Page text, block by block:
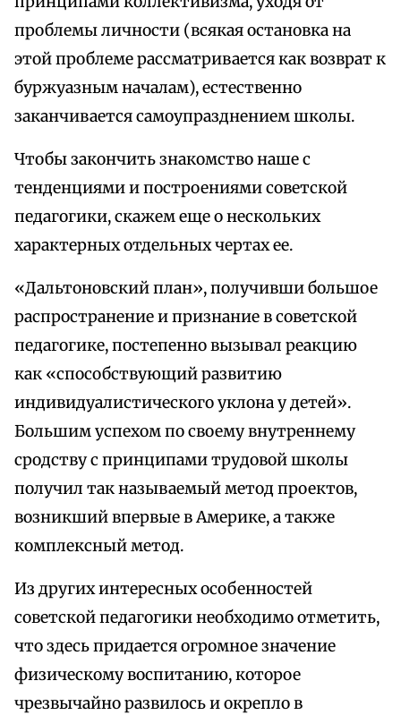
проблемы личности (всякая остановка на
этой проблеме рассматривается как возврат к
буржуазным началам), естественно
заканчивается самоупразднением школы.
Чтобы закончить знакомство наше с
тенденциями и построениями советской
педагогики, скажем еще о нескольких
характерных отдельных чертах ее.
«Дальтоновский план», получивши большое
распространение и признание в советской
педагогике, постепенно вызывал реакцию
как «способствующий развитию
индивидуалистического уклона у детей».
Большим успехом по своему внутреннему
сродству с принципами трудовой школы
получил так называемый метод проектов,
возникший впервые в Америке, а также
комплексный метод.
Из других интересных особенностей
советской педагогики необходимо отметить,
что здесь придается огромное значение
физическому воспитанию, которое
чрезвычайно развилось и окрепло в